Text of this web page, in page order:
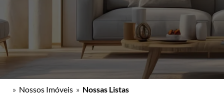
» Nossos Imóveis » Nossas Listas